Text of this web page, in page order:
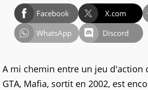
Facebook X.com
WhatsApp
Discord
A mi chemin entre un jeu d'action
GTA, Mafia, sortit en 2002, est